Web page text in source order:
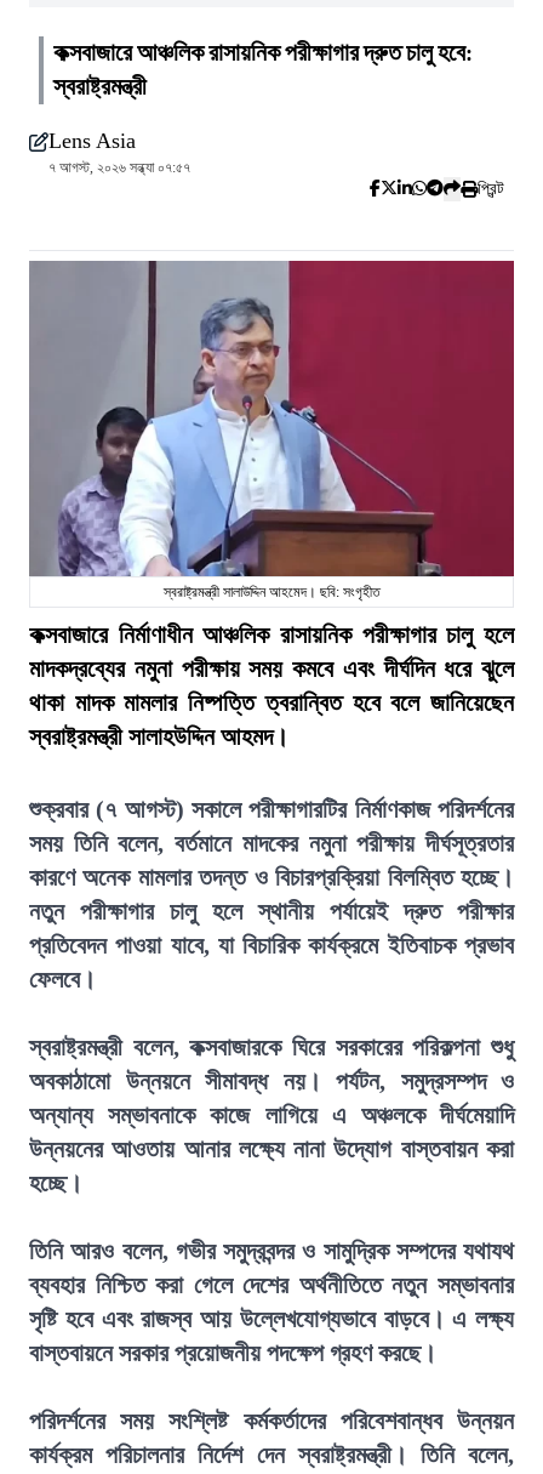
কক্সবাজারে আঞ্চলিক রাসায়নিক পরীক্ষাগার দ্রুত চালু হবে:
স্বরাষ্ট্রমন্ত্রী
Lens Asia
৭ আগস্ট, ২০২৬ সন্ধ্যা ০৭:৫৭
প্রিন্ট
স্বরাষ্ট্রমন্ত্রী সালাউদ্দিন আহমেদ। ছবি: সংগৃহীত
কক্সবাজারে নির্মাণাধীন আঞ্চলিক রাসায়নিক পরীক্ষাগার চালু হলে
মাদকদ্রব্যের নমুনা পরীক্ষায় সময় কমবে এবং দীর্ঘদিন ধরে ঝুলে
থাকা মাদক মামলার নিষ্পত্তি ত্বরান্বিত হবে বলে জানিয়েছেন
স্বরাষ্ট্রমন্ত্রী সালাহউদ্দিন আহমদ।
শুক্রবার (৭ আগস্ট) সকালে পরীক্ষাগারটির নির্মাণকাজ পরিদর্শনের
সময় তিনি বলেন, বর্তমানে মাদকের নমুনা পরীক্ষায় দীর্ঘসূত্রতার
কারণে অনেক মামলার তদন্ত ও বিচারপ্রক্রিয়া বিলম্বিত হচ্ছে।
নতুন পরীক্ষাগার চালু হলে স্থানীয় পর্যায়েই দ্রুত পরীক্ষার
প্রতিবেদন পাওয়া যাবে, যা বিচারিক কার্যক্রমে ইতিবাচক প্রভাব
ফেলবে।
স্বরাষ্ট্রমন্ত্রী বলেন, কক্সবাজারকে ঘিরে সরকারের পরিকল্পনা শুধু
অবকাঠামো উন্নয়নে সীমাবদ্ধ নয়। পর্যটন, সমুদ্রসম্পদ ও
অন্যান্য সম্ভাবনাকে কাজে লাগিয়ে এ অঞ্চলকে দীর্ঘমেয়াদি
উন্নয়নের আওতায় আনার লক্ষ্যে নানা উদ্যোগ বাস্তবায়ন করা
হচ্ছে।
তিনি আরও বলেন, গভীর সমুদ্রবন্দর ও সামুদ্রিক সম্পদের যথাযথ
ব্যবহার নিশ্চিত করা গেলে দেশের অর্থনীতিতে নতুন সম্ভাবনার
সৃষ্টি হবে এবং রাজস্ব আয় উল্লেখযোগ্যভাবে বাড়বে। এ লক্ষ্য
বাস্তবায়নে সরকার প্রয়োজনীয় পদক্ষেপ গ্রহণ করছে।
পরিদর্শনের সময় সংশ্লিষ্ট কর্মকর্তাদের পরিবেশবান্ধব উন্নয়ন
কার্যক্রম পরিচালনার নির্দেশ দেন স্বরাষ্ট্রমন্ত্রী। তিনি বলেন,